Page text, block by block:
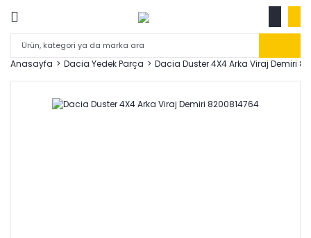
Anasayfa Dacia Yedek Parça Dacia Duster 4X4 Arka Viraj Demiri